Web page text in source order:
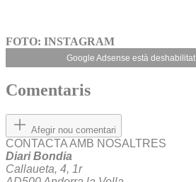
FOTO: INSTAGRAM
Google Adsense està deshabilitat.
Comentaris
Afegir nou comentari
CONTACTA AMB NOSALTRES
Diari Bondia
Callaueta, 4, 1r